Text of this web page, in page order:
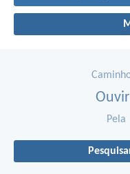
Ouvir
Pela